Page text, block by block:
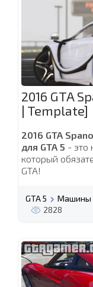
2016 GTA
| Template]
2016 GTA
для GTA 5 - это
который
GTA!
GTA 5 Машины
2828